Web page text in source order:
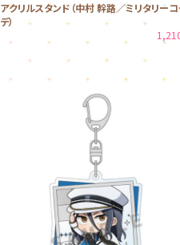
アクリルスタンド（中村 幹路／ミリタリー
デ）